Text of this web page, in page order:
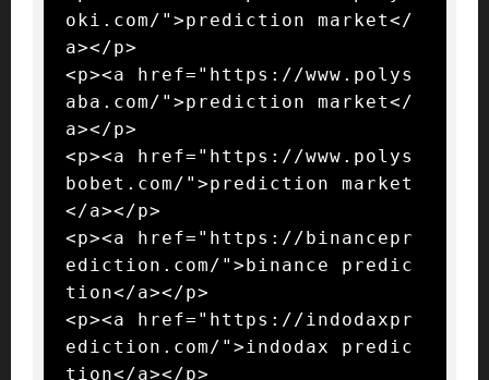
oki.com/">prediction market</
a></p>
<p><a href="https://www.polys
aba.com/">prediction market</
a></p>
<p><a href="https://www.polys
bobet.com/">prediction market
</a></p>
<p><a href="https://binancepr
ediction.com/">binance predic
tion</a></p>
<p><a href="https://indodaxpr
ediction.com/">indodax predic
tion</a></p>